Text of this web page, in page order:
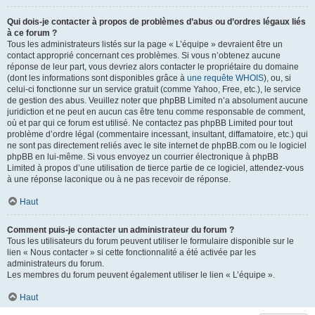
Qui dois-je contacter à propos de problèmes d’abus ou d’ordres légaux liés
à ce forum ?
Tous les administrateurs listés sur la page « L’équipe » devraient être un
contact approprié concernant ces problèmes. Si vous n’obtenez aucune
réponse de leur part, vous devriez alors contacter le propriétaire du domaine
(dont les informations sont disponibles grâce à une requête WHOIS), ou, si
celui-ci fonctionne sur un service gratuit (comme Yahoo, Free, etc.), le service
de gestion des abus. Veuillez noter que phpBB Limited n’a absolument aucune
juridiction et ne peut en aucun cas être tenu comme responsable de comment,
où et par qui ce forum est utilisé. Ne contactez pas phpBB Limited pour tout
problème d’ordre légal (commentaire incessant, insultant, diffamatoire, etc.) qui
ne sont pas directement reliés avec le site internet de phpBB.com ou le logiciel
phpBB en lui-même. Si vous envoyez un courrier électronique à phpBB
Limited à propos d’une utilisation de tierce partie de ce logiciel, attendez-vous
à une réponse laconique ou à ne pas recevoir de réponse.
Haut
Comment puis-je contacter un administrateur du forum ?
Tous les utilisateurs du forum peuvent utiliser le formulaire disponible sur le
lien « Nous contacter » si cette fonctionnalité a été activée par les
administrateurs du forum.
Les membres du forum peuvent également utiliser le lien « L’équipe ».
Haut